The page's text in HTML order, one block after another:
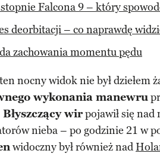
Falcona 9 – który
deorbitacji – co naprawdę
zachowania momentu pędu
nocny widok nie był dziełem
wykonania manewru
Błyszczący wirpojawił się nad
nieba – po godzinie 21 w
widoczny był również nad